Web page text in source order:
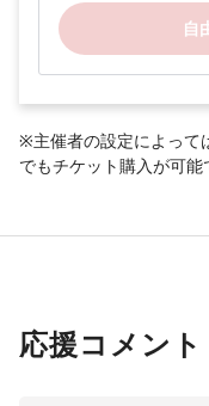
自
※主催者の設定によって
でもチケット購入が可能
応援コメント